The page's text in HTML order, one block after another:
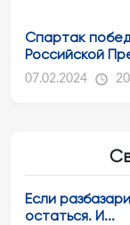
Спартак
Российской
07.02.2024
Если
остаться. И...